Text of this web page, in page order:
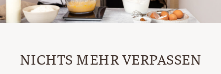
NICHTS MEHR VERPASSEN